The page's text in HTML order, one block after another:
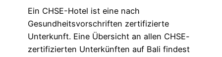
Ein CHSE-Hotel ist eine nach
Gesundheitsvorschriften zertifizierte
Unterkunft. Eine Übersicht an allen CHSE-
zertifizierten Unterkünften auf Bali findest